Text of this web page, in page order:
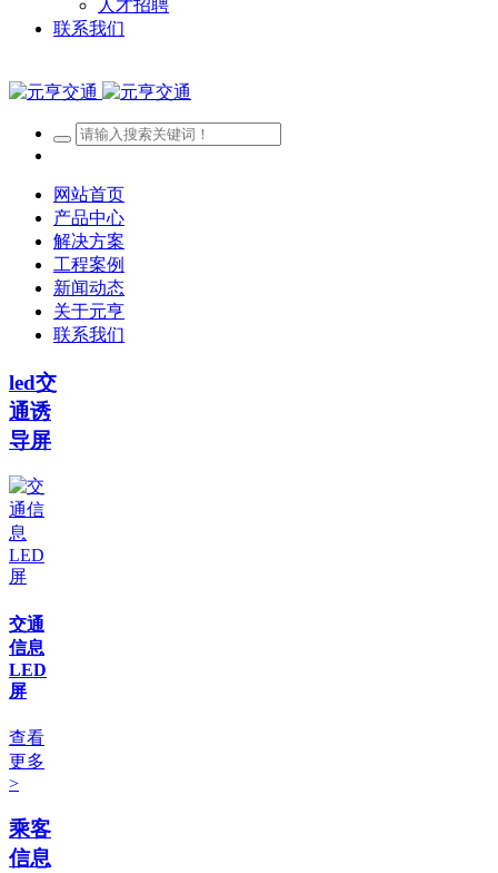
人才招聘
联系我们
网站首页
产品中心
解决方案
工程案例
新闻动态
关于元亨
联系我们
led交
通诱
导屏
交通
信息
LED
屏
查看
更多
>
乘客
信息